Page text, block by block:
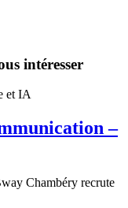
intéresser
et IA
–
Chambéry recrute